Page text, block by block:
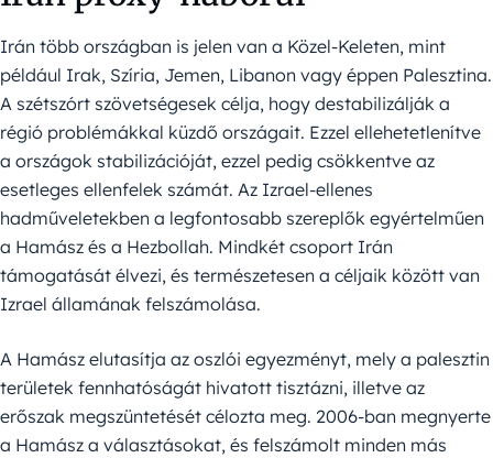
Irán több országban is jelen van a Közel-Keleten, mint
például Irak, Szíria, Jemen, Libanon vagy éppen Palesztina.
A szétszórt szövetségesek célja, hogy destabilizálják a
régió problémákkal küzdő országait. Ezzel ellehetetlenítve
a országok stabilizációját, ezzel pedig csökkentve az
esetleges ellenfelek számát. Az Izrael-ellenes
hadműveletekben a legfontosabb szereplők egyértelműen
a Hamász és a Hezbollah. Mindkét csoport Irán
támogatását élvezi, és természetesen a céljaik között van
Izrael államának felszámolása.
A Hamász elutasítja az oszlói egyezményt, mely a palesztin
területek fennhatóságát hivatott tisztázni, illetve az
erőszak megszüntetését célozta meg. 2006-ban megnyerte
a Hamász a választásokat, és felszámolt minden más